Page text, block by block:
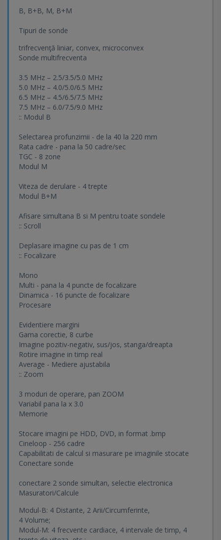
B, B+B, M, B+M
Tipuri de sonde
trifrecvenţă liniar, convex, microconvex
Sonde multifrecventa
3.5 MHz – 2.5/3.5/5.0 MHz
5.0 MHz – 4.0/5.0/6.5 MHz
6.5 MHz – 4.5/6.5/7.5 MHz
7.5 MHz – 6.0/7.5/9.0 MHz
:: Modul B
Selectarea profunzimii - de la 40 la 220 mm
Rata cadre - pana la 50 cadre/sec
TGC - 8 zone
Modul M
Viteza de derulare - 4 trepte
Modul B+M
Afisare simultana B si M pentru toate sondele
:: Scroll
Deplasare imagine cu pas de 1 cm
:: Focalizare
Mono
Multi - pana la 4 puncte de focalizare
Dinamica - 16 puncte de focalizare
Procesare
Evidentiere margini
Gama corectie, 8 curbe
Imagine pozitiv-negativ, sus/jos, stanga/dreapta
Rotire imagine in timp real
Average - Mediere ajustabila
:: Zoom
3 moduri de operare, pan ZOOM
Variabil pana la x 3.0
Memorie
Stocare imagini pe HDD, DVD, in format .bmp
Cineloop - 256 cadre
Capabilitati de calcul si masurare pe imaginile stocate
Conectare sonde
conectare 2 sonde simultan, selectie electronica
Masuratori/Calcule
Modul-B: 4 Distante, 2 Arii/Circumferinte,
4 Volume;
Modul-M: 4 frecvente cardiace, 4 intervale de timp, 4